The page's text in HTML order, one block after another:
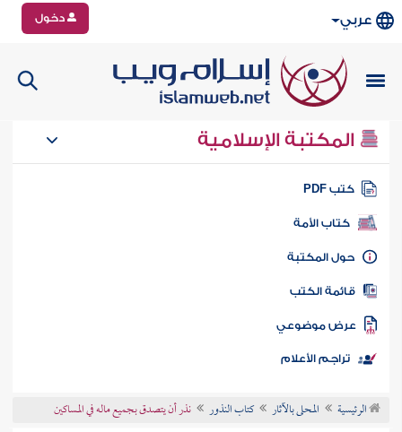
عربي دخول
المكتبة الإسلامية
كتب PDF
كتاب الأمة
المكتبة
الكتب
موضوعي
تراجم الأعلام
الرئيسية المحلى بالآثار كتاب النذور نذر أن يتصدق بجميع ماله في المساكين